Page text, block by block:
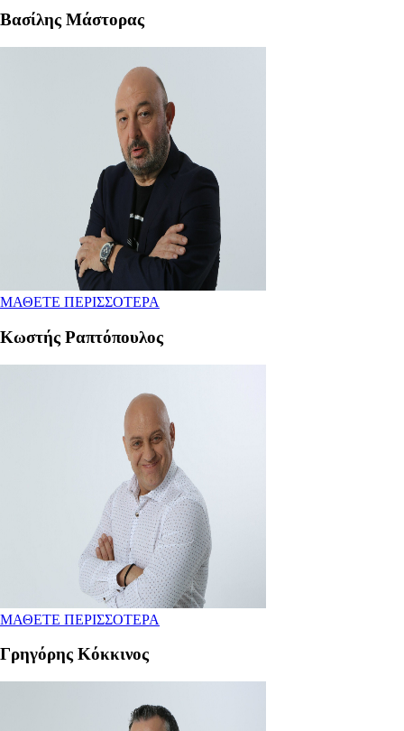
Βασίλης Μάστορας
ΜΑΘΕΤΕ ΠΕΡΙΣΣΟΤΕΡΑ
Κωστής Ραπτόπουλος
ΜΑΘΕΤΕ ΠΕΡΙΣΣΟΤΕΡΑ
Γρηγόρης Κόκκινος